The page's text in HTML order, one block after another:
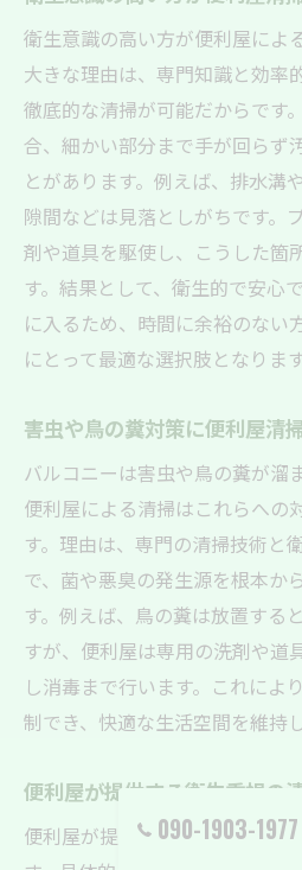
衛生意識の高い方が便利屋によ
大きな理由は、専門知識と効率
徹底的な清掃が可能だからです
合、細かい部分まで手が回らず
とがあります。例えば、排水溝
隙間などは見落としがちです。
剤や道具を駆使し、こうした箇
す。結果として、衛生的で安心
に入るため、時間に余裕のない
にとって最適な選択肢となります
害虫や鳥の糞対策に便利屋清
バルコニーは害虫や鳥の糞が溜
便利屋による清掃はこれらへの
す。理由は、専門の清掃技術と
で、菌や悪臭の発生源を根本か
す。例えば、鳥の糞は放置する
すが、便利屋は専用の洗剤や道
し消毒まで行います。これによ
制でき、快適な生活空間を維持
便利屋が提供する衛生重視の
便利屋が提供する清掃技術は衛
090-1903-1977